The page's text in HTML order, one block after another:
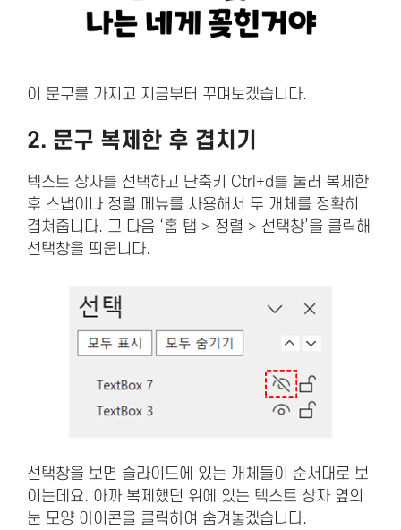
이 문구를 가지고 지금부터 꾸며보겠습니다.
2. 문구 복제한 후 겹치기
텍스트 상자를 선택하고 단축키 Ctrl+d를 눌러 복제한
후 스냅이나 정렬 메뉴를 사용해서 두 개체를 정확히
겹쳐줍니다. 그 다음 ‘홈 탭 > 정렬 > 선택창’을 클릭해
선택창을 띄웁니다.
선택창을 보면 슬라이드에 있는 개체들이 순서대로 보
이는데요. 아까 복제했던 위에 있는 텍스트 상자 옆의
눈 모양 아이콘을 클릭하여 숨겨놓겠습니다.